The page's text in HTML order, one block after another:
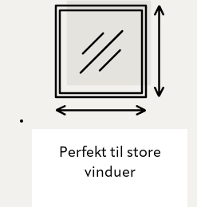
Perfekt til store
vinduer